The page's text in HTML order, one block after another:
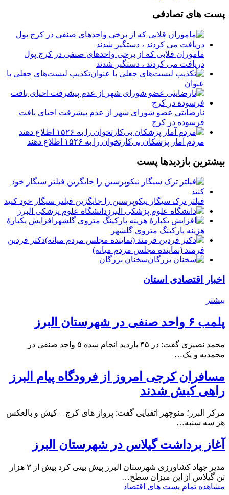
پست های تصادفی
ماموران قلابی که از برخی واحدهای صنفی در کرج پول
دریافت می کردند ، دستگیر شدند
تکذیب لیست‌های جعلی با
عنوان
نارضایتی عضو شورای شهر از عدم پیشرفت احیای بافت
فرسوده در کرج
مردم آمار پزشکان بی‌کارتخوان را به ۱۵۲۶ اطلاع دهند
بیشترین بازدیدها پست
فیلتر ترک سیگار نیکوپرسین را جایگزین فیلتر سیگار خود کنید
دانشگاه علوم پزشکی البرز
افزایش یکبارۀ
هزینه پارکینگ متروی گلشهر
دكتر فردين
فرمند (نماينده مجلس مردم میانه)
سخنان بزرگان
اخبار اقتصادی استان
بیشتر
پلمب ۶ واحد صنفی در شهرستان البرز
محمد نصیری گفت: در ۴۵ بازدید انجام شده ۵ واحد صنفی در
محمدیه و یک…
مسافران کرجی امروز از فرودگاه پیام البرز
راهی کیش شدند
مرکز البرز؛ منوچهر اتقیایی گفت: پرواز های کرج – کیش و بالعکس
هر سه شنبه…
آغاز برداشت گیلاس در شهرستان البرز
مدیر جهاد کشاورزی شهرستان البرز پیش بینی کرد بیش از ۳ هزار
تن گیلاس از این میزان سطح…
مشاهده تمام پست های اقتصاد